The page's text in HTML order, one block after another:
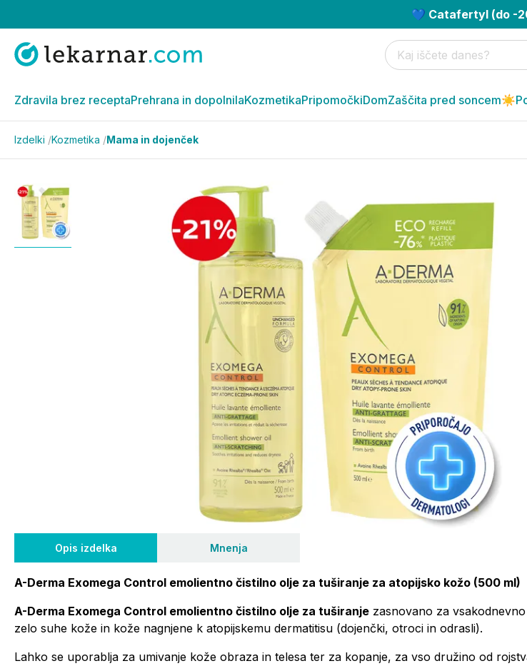
💙 Catafertyl (do -
Zdravila brez receptaPrehrana in dopolnilaKozmetikaPripomočkiDomZaščita pred soncem☀️
Izdelki /Kozmetika /Mama in dojenček
Opis izdelka Mnenja
A-Derma Exomega Control emolientno čistilno olje za tuširanje za atopijsko kožo (500 ml)
A-Derma Exomega Control emolientno čistilno olje za tuširanje zasnovano za
zelo suhe kože in kože nagnjene k atopijskemu dermatitisu (dojenčki, otroci in odrasli).
Lahko se uporablja za umivanje kože obraza in telesa ter za kopanje, za vso družino od